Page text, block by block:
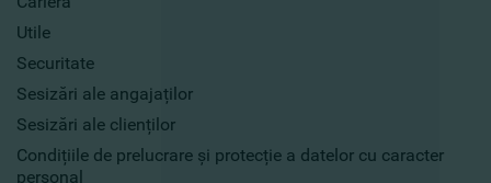
Utile
Securitate
Sesizări ale angajaților
Sesizări ale clienților
Condițiile de prelucrare și protecție a datelor cu caracter
personal